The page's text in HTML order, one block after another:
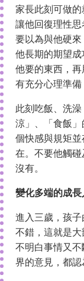
家長此刻可做
讓他回復理性
要以為與他硬
他長期的期望
他要的東西，
有充分心理準備
此刻吃飯、洗
涼」、「食飯
個快感與規矩
在。不要他觸
沒有。
變化多端的成
進入三歲，孩
不錯，這就是
不明白事情又
界的意見，都